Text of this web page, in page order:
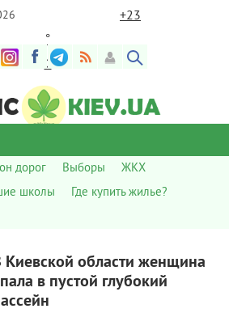
+23
°
C
дорог Выборы
ЖКХ
школы
Где купить жилье?
Киевской области женщина
в пустой глубокий